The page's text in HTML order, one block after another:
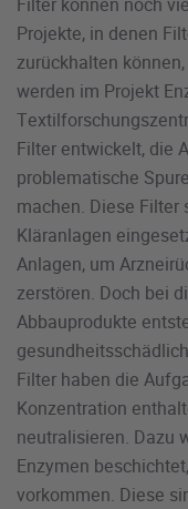
Projekte, in denen
zurückhalten
werden im Projekt
Filter entwickelt, die
problematische
machen. Diese
Kläranlagen
Anlagen, um
zerstören. Doch bei
Abbauprodukte
Filter haben die
Konzentration
neutralisieren. Dazu
Enzymen
vorkommen. Diese